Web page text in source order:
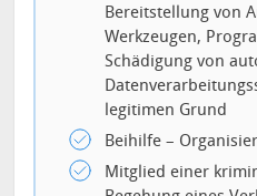
Bereitstellung von
Werkzeugen,
Schädigung von
legitimen Grund
Beihilfe –
Mitglied einer